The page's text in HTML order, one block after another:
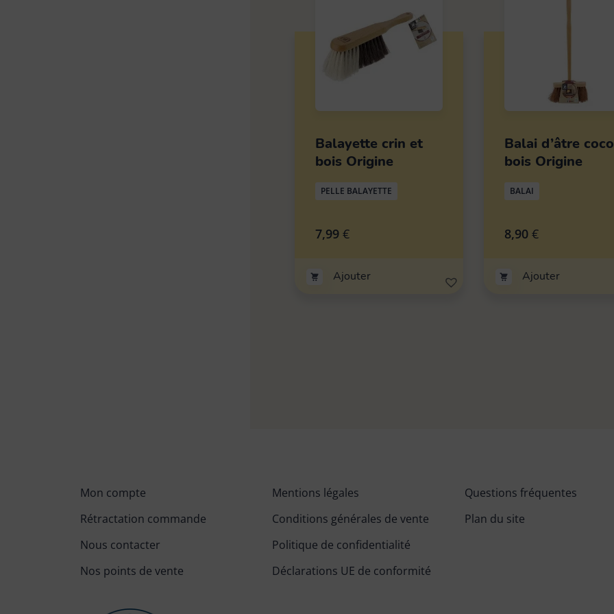
Balayette crin et
bois Origine
PELLE BALAYETTE
7,99 €
Ajouter
Balai d’âtre
bois Origine
BALAI
8,90 €
Ajouter
Mon compte
Rétractation commande
Nous contacter
Nos points de vente
Mentions légales
Conditions générales de vente
Politique de confidentialité
Déclarations UE de conformité
Questions fréquentes
Plan du site